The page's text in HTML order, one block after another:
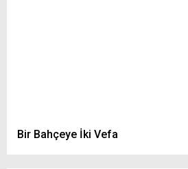
Bir Bahçeye İki Vefa